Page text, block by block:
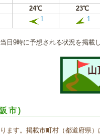
24℃ 23℃
1 1
日9時に予想される状況を掲載
市)
ます。掲載市町村（都道府県）